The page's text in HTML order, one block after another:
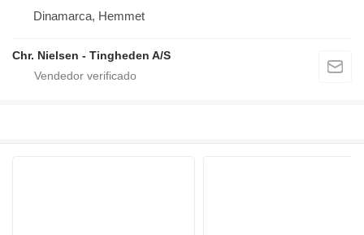
Dinamarca, Hemmet
Chr. Nielsen - Tingheden A/S